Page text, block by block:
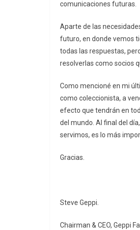
comunicaciones futuras.
Aparte de las
futuro, en donde vemos
todas las respuestas,
resolverlas como socios
Como mencioné en mi
como coleccionista, a
efecto que tendrán en
del mundo. Al final del
servimos, es lo más
Gracias.
Steve Geppi.
Chairman & CEO, Geppi